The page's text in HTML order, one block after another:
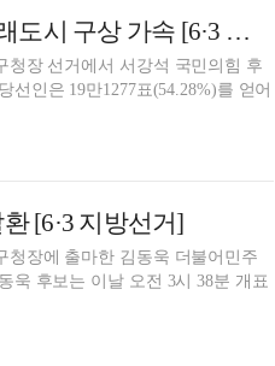
서강석 송파구청장 재선 성공…송파 미래도시 구상 가속 [6·3 지방선거]
청장 선거에서 서강석 국민의힘 후
인은 19만1277표(54.28%)를 얻어
[6·3 지방선거]
청장에 출마한 김동욱 더불어민주
욱 후보는 이날 오전 3시 38분 개표